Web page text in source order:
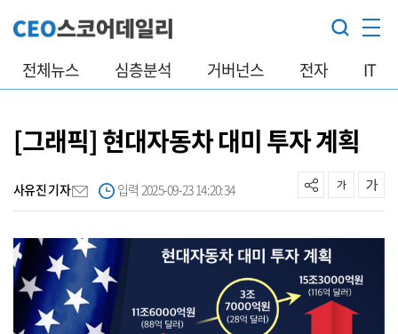
전체뉴스 심층분석 거버넌스 전자 IT
[그래픽] 현대자동차 대미 투자 계획
사유진 기자 입력 2025-09-23 14:20:34